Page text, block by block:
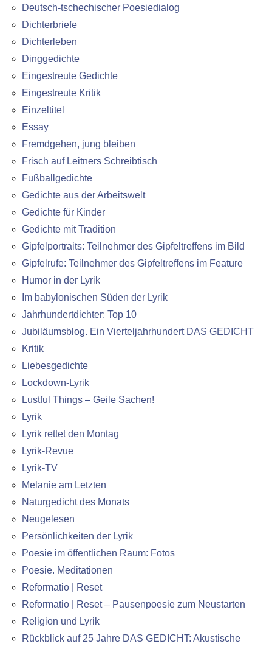
Deutsch-tschechischer Poesiedialog
Dichterbriefe
Dichterleben
Dinggedichte
Eingestreute Gedichte
Eingestreute Kritik
Einzeltitel
Essay
Fremdgehen, jung bleiben
Frisch auf Leitners Schreibtisch
Fußballgedichte
Gedichte aus der Arbeitswelt
Gedichte für Kinder
Gedichte mit Tradition
Gipfelportraits: Teilnehmer des Gipfeltreffens im Bild
Gipfelrufe: Teilnehmer des Gipfeltreffens im Feature
Humor in der Lyrik
Im babylonischen Süden der Lyrik
Jahrhundertdichter: Top 10
Jubiläumsblog. Ein Vierteljahrhundert DAS GEDICHT
Kritik
Liebesgedichte
Lockdown-Lyrik
Lustful Things – Geile Sachen!
Lyrik
Lyrik rettet den Montag
Lyrik-Revue
Lyrik-TV
Melanie am Letzten
Naturgedicht des Monats
Neugelesen
Persönlichkeiten der Lyrik
Poesie im öffentlichen Raum: Fotos
Poesie. Meditationen
Reformatio | Reset
Reformatio | Reset – Pausenpoesie zum Neustarten
Religion und Lyrik
Rückblick auf 25 Jahre DAS GEDICHT: Akustische